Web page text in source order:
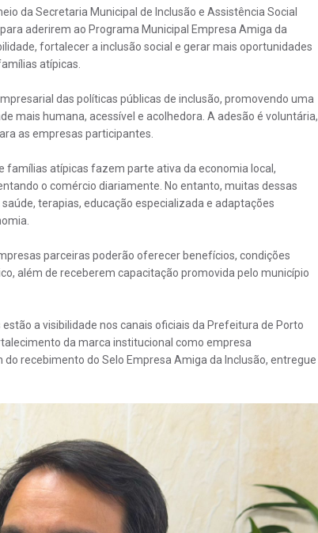
da Secretaria Municipal de Inclusão e Assistência Social
aderirem ao Programa Municipal Empresa Amiga da
fortalecer a inclusão social e gerar mais oportunidades
atípicas.
das políticas públicas de inclusão, promovendo uma
mais humana, acessível e acolhedora. A adesão é voluntária,
as empresas participantes.
famílias atípicas fazem parte ativa da economia local,
o comércio diariamente. No entanto, muitas dessas
terapias, educação especializada e adaptações
parceiras poderão oferecer benefícios, condições
além de receberem capacitação promovida pelo município
a visibilidade nos canais oficiais da Prefeitura de Porto
da marca institucional como empresa
recebimento do Selo Empresa Amiga da Inclusão, entregue